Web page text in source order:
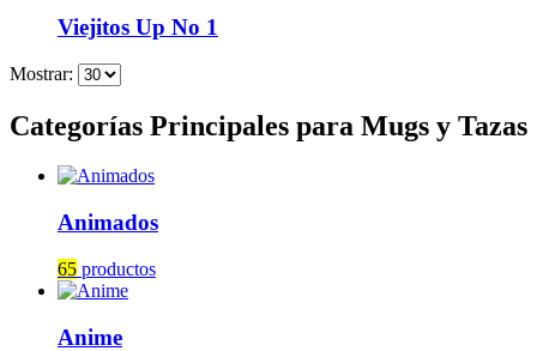
Viejitos Up No 1
Mostrar:
Categorías Principales para Mugs y Tazas
Animados
65 productos
Anime